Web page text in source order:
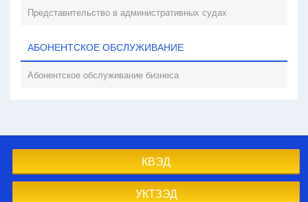
Представительство в административных судах
АБОНЕНТСКОЕ ОБСЛУЖИВАНИЕ
Абонентское обслуживание бизнеса
КВЭД
УКТЗЭД